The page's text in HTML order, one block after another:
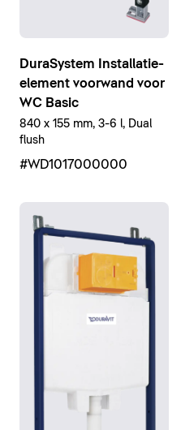
DuraSystem Installatie-
element voorwand voor
WC Basic
840 x 155 mm, 3-6 l, Dual
flush
#WD1017000000